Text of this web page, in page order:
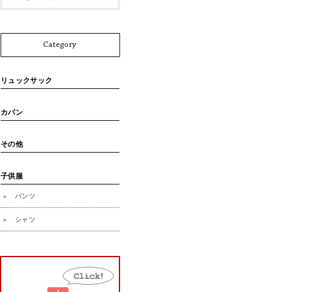
リュックサック
カバン
その他
子供服
パンツ
シャツ